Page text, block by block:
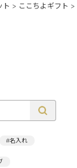
ト ここちよギフト
#名入れ